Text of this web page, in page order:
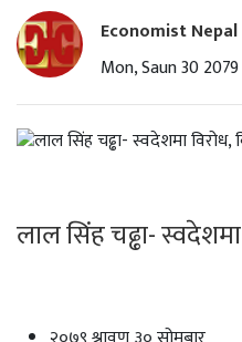
Economist Nepal
Mon, Saun 30 2079
लाल सिंह चढ्ढा-